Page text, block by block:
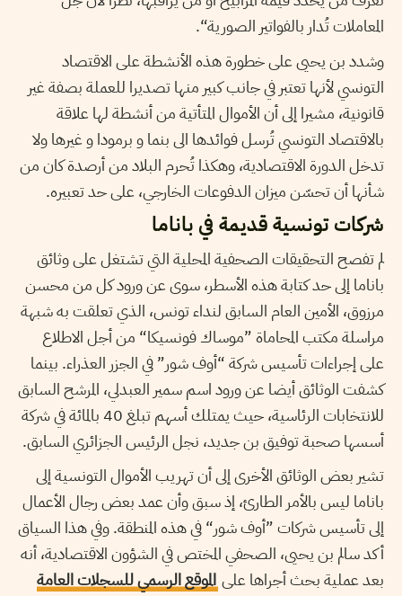
المعاملات تُدار بالفواتير الصورية“.
وشدد بن يحيى على خطورة هذه الأنشطة على الاقتصاد
التونسي لأنها تعتبر في جانب كبير منها تصديرا للعملة بصفة غير
قانونية، مشيرا إلى أن الأموال المتأتية من أنشطة لها علاقة
بالاقتصاد التونسي تُرسل فوائدها الى بنما و برمودا و غيرها ولا
تدخل الدورة الاقتصادية، وهكذا تُحرم البلاد من أرصدة كان من
شأنها أن تحسّن ميزان الدفوعات الخارجي، على حد تعبيره.
شركات تونسية قديمة في باناما
لم تفصح التحقيقات الصحفية المحلية التي تشتغل على وثائق
باناما إلى حد كتابة هذه الأسطر، سوى عن ورود كل من محسن
مرزوق، الأمين العام السابق لنداء تونس، الذي تعلقت به شبهة
مراسلة مكتب المحاماة ”موساك فونسيكا“ من أجل الاطلاع
على إجراءات تأسيس شركة “أوف شور” في الجزر العذراء. بينما
كشفت الوثائق أيضا عن ورود اسم سمير العبدلي، المرشح السابق
للانتخابات الرئاسية، حيث يمتلك أسهم تبلغ 40 بالمائة في شركة
أسسها صحبة توفيق بن جديد، نجل الرئيس الجزائري السابق.
تشير بعض الوثائق الأخرى إلى أن تهريب الأموال التونسية إلى
باناما ليس بالأمر الطارئ، إذ سبق وأن عمد بعض رجال الأعمال
إلى تأسيس شركات ”أوف شور“ في هذه المنطقة. وفي هذا السياق
أكد سالم بن يحيى، الصحفي المختص في الشؤون الاقتصادية، أنه
بعد عملية بحث أجراها على الموقع الرسمي للسجلات العامة